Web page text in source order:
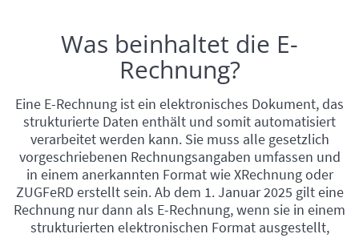
Einleitung
Was beinhaltet die E-
Rechnung?
Eine E-Rechnung ist ein elektronisches Dokument, das
strukturierte Daten enthält und somit automatisiert
verarbeitet werden kann. Sie muss alle gesetzlich
vorgeschriebenen Rechnungsangaben umfassen und
in einem anerkannten Format wie XRechnung oder
ZUGFeRD erstellt sein. Ab dem 1. Januar 2025 gilt eine
Rechnung nur dann als E-Rechnung, wenn sie in einem
strukturierten elektronischen Format ausgestellt,